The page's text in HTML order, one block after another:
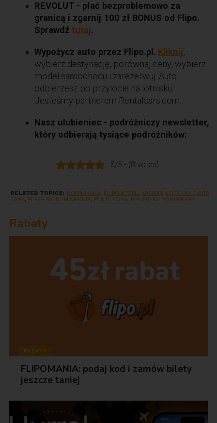
REVOLUT - płać bezproblemowo za
granicą i zgarnij 100 zł BONUS od Flipo.
Sprawdźtutaj.
Wypożycz auto przez Flipo.pl. Kliknij,
wybierz destynację, porównaj ceny, wybierz
model samochodu i zarezerwuj. Auto
odbierzesz po przylocie na lotnisku.
Jesteśmy partnerem Rentalcars.com.
Nasz ulubieniec - podróżniczy newsletter,
który odbierają tysiące podróżników:
5/5 - (8 votes)
RELATED TOPICS: DOMINIKANA, FLIPOHITY.PL, KARAIBY, LOTY DO PUNTA
CANA, PLAŻE NA DOMINIKANIE, PUNTA CANA, REPUBLIKA DOMINIKANY
Rabaty
RABATY
FLIPOMANIA: podaj kod i zamów bilety
jeszcze taniej